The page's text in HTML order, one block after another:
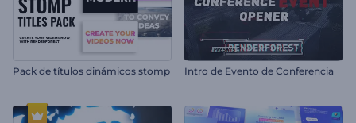
Pack de títulos dinámicos stomp Intro de Evento de Conferencia